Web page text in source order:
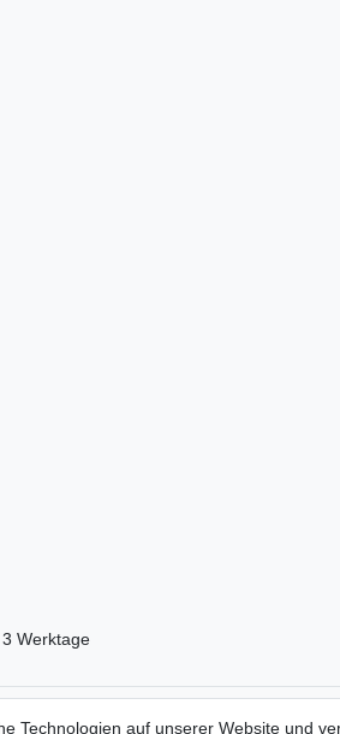
Werktage
Technologien auf unserer Website und